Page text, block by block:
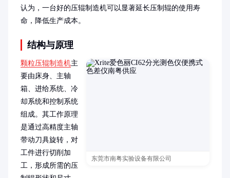
认为，一台好的压辊制造机可以显著延长压制辊的使用寿
命，降低生产成本。
结构与原理
东莞市南粤实验设备有限公司
颗粒压辊制造机主
要由床身、主轴
箱、进给系统、冷
却系统和控制系统
组成。其工作原理
是通过高精度主轴
带动刀具旋转，对
工件进行切削加
工，形成所需的压